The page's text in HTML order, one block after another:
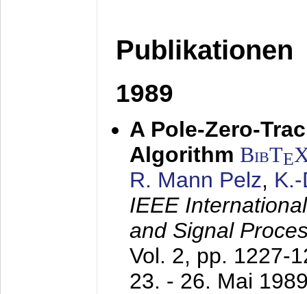
Publikationen
1989
A Pole-Zero-
Algorithm BibTE
R. Mann Pelz,
IEEE
and Signal
Vol. 2, pp. 1227-
23. - 26. Mai